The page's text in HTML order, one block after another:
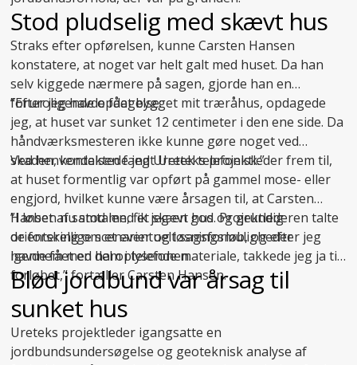
Stod pludselig med skævt hus
Straks efter opførelsen, kunne Carsten Hansen
konstatere, at noget var helt galt med huset. Da han
selv kiggede nærmere på sagen, gjorde han en
foruroligende opdagelse:
”Efter jeg havde fået bygget mit træråhus, opdagede
jeg, at huset var sunket 12 centimeter i den ene side. Da
håndværksmesteren ikke kunne gøre noget ved
skaden, kontaktede jeg Uretek telefonisk.”
Ved henvendelsen fandt Ureteks projektleder frem til,
at huset formentlig var opført på gammel mose- eller
engjord, hvilket kunne være årsagen til, at Carsten
Hansen nu stod med et skævt hus. Projektlederen talte
de forskellige scenarier og løsningsmuligheder
igennem med ham i telefonen.
”I løbet af samtalen, fik jeg en god og grundig
orientering om et eventuelt sagsforløb, og efter jeg
havde fået en del oplysende materiale, takkede jeg ja til
forløbet,” fortæller Carsten Hansen.
Blød jordbund var årsag til
sunket hus
Ureteks projektleder igangsatte en
jordbundsundersøgelse og geoteknisk analyse af